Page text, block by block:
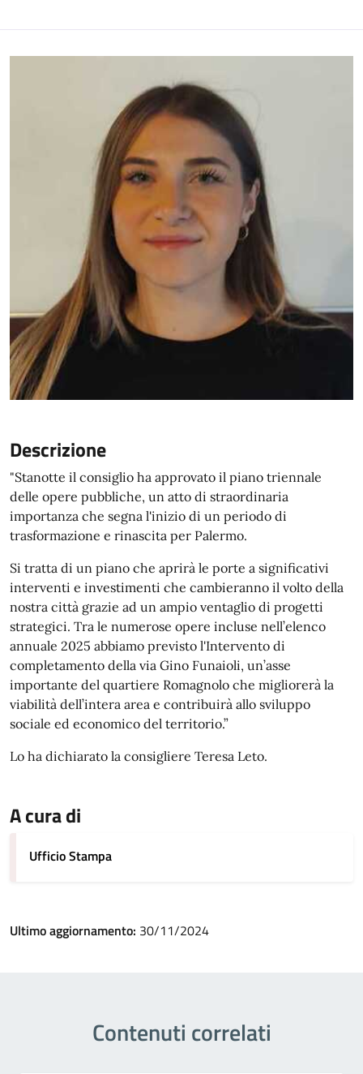
Descrizione
"Stanotte il consiglio ha approvato il piano triennale
delle opere pubbliche, un atto di straordinaria
importanza che segna l'inizio di un periodo di
trasformazione e rinascita per Palermo.
Si tratta di un piano che aprirà le porte a significativi
interventi e investimenti che cambieranno il volto della
nostra città grazie ad un ampio ventaglio di progetti
strategici. Tra le numerose opere incluse nell’elenco
annuale 2025 abbiamo previsto l'Intervento di
completamento della via Gino Funaioli, un’asse
importante del quartiere Romagnolo che migliorerà la
viabilità dell’intera area e contribuirà allo sviluppo
sociale ed economico del territorio.”
Lo ha dichiarato la consigliere Teresa Leto.
A cura di
Ufficio Stampa
Ultimo aggiornamento: 30/11/2024
Contenuti correlati